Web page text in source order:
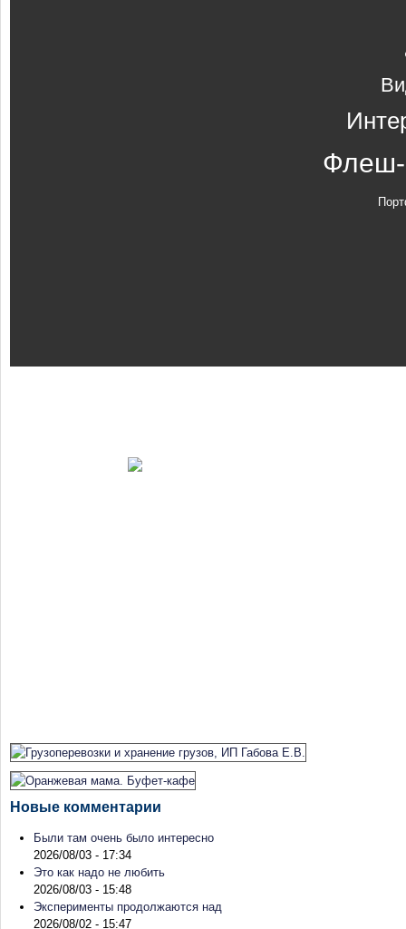
Флеш-
Новые комментарии
Были там очень было интересно
2026/08/03 - 17:34
Это как надо не любить
2026/08/03 - 15:48
Эксперименты продолжаются над
2026/08/02 - 15:47